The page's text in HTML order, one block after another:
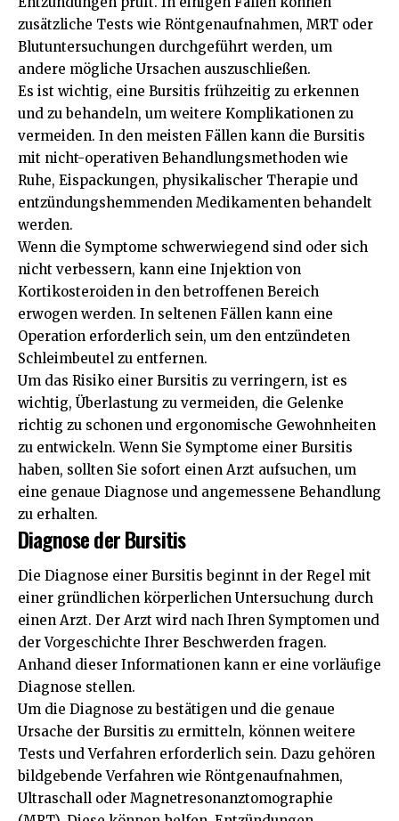
zusätzliche Tests wie Röntgenaufnahmen, MRT oder
Blutuntersuchungen durchgeführt werden, um
andere mögliche Ursachen auszuschließen.
Es ist wichtig, eine Bursitis frühzeitig zu erkennen
und zu behandeln, um weitere Komplikationen zu
vermeiden. In den meisten Fällen kann die Bursitis
mit nicht-operativen Behandlungsmethoden wie
Ruhe, Eispackungen, physikalischer Therapie und
entzündungshemmenden Medikamenten behandelt
werden.
Wenn die Symptome schwerwiegend sind oder sich
nicht verbessern, kann eine Injektion von
Kortikosteroiden in den betroffenen Bereich
erwogen werden. In seltenen Fällen kann eine
Operation erforderlich sein, um den entzündeten
Schleimbeutel zu entfernen.
Um das Risiko einer Bursitis zu verringern, ist es
wichtig, Überlastung zu vermeiden, die Gelenke
richtig zu schonen und ergonomische Gewohnheiten
zu entwickeln. Wenn Sie Symptome einer Bursitis
haben, sollten Sie sofort einen Arzt aufsuchen, um
eine genaue Diagnose und angemessene Behandlung
zu erhalten.
Diagnose der Bursitis
Die Diagnose einer Bursitis beginnt in der Regel mit
einer gründlichen körperlichen Untersuchung durch
einen Arzt. Der Arzt wird nach Ihren Symptomen und
der Vorgeschichte Ihrer Beschwerden fragen.
Anhand dieser Informationen kann er eine vorläufige
Diagnose stellen.
Um die Diagnose zu bestätigen und die genaue
Ursache der Bursitis zu ermitteln, können weitere
Tests und Verfahren erforderlich sein. Dazu gehören
bildgebende Verfahren wie Röntgenaufnahmen,
Ultraschall oder Magnetresonanztomographie